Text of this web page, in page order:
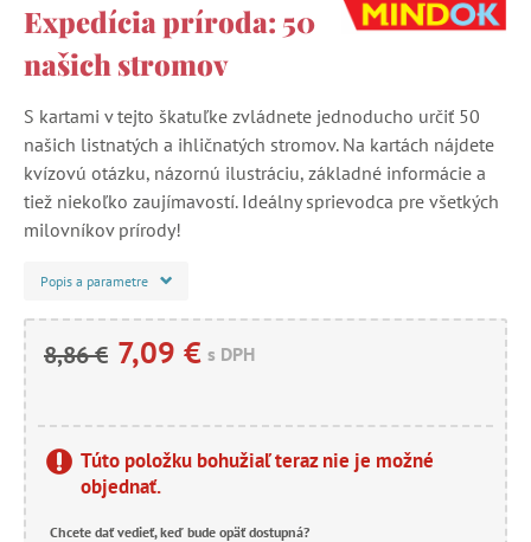
Expedícia príroda: 50
našich stromov
S kartami v tejto škatuľke zvládnete jednoducho určiť 50
našich listnatých a ihličnatých stromov. Na kartách nájdete
kvízovú otázku, názornú ilustráciu, základné informácie a
tiež niekoľko zaujímavostí. Ideálny sprievodca pre všetkých
milovníkov prírody!
Popis a parametre
8,86 € 7,09 € s DPH
Túto položku bohužiaľ teraz nie je možné
objednať.
Chcete dať vedieť, keď bude opäť dostupná?